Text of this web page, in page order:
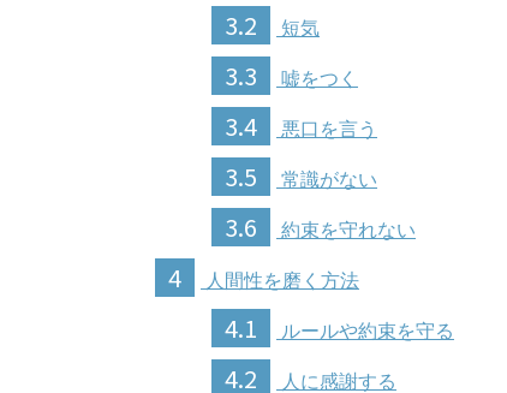
3.2 短気
3.3 嘘をつく
3.4 悪口を言う
3.5 常識がない
3.6 約束を守れない
4 人間性を磨く方法
4.1 ルールや約束を守る
4.2 人に感謝する